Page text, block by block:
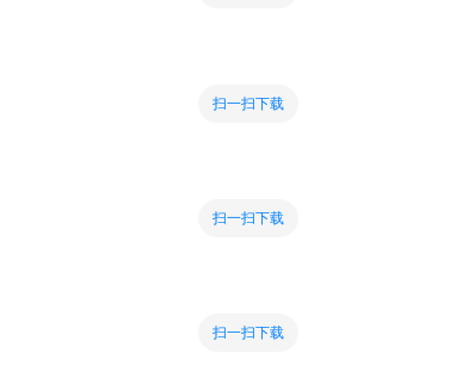
扫一扫下载
扫一扫下载
扫一扫下载